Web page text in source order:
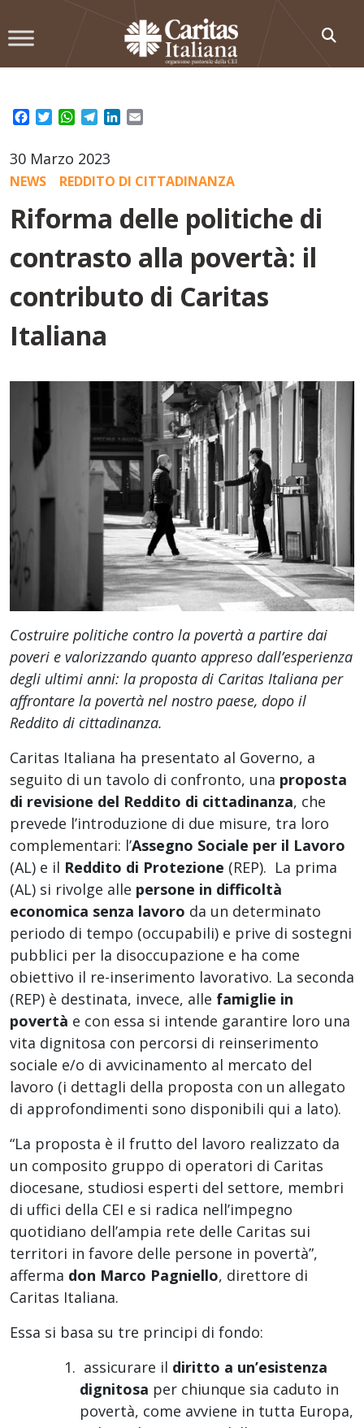
to
Facebook
TwitterWhatsApp
TelegramLinkedIn
30 Marzo 2023
NEWS REDDITO DI CITTADINANZA
Riforma delle politiche di
contrasto alla povertà: il
contributo di Caritas
Italiana
Costruire politiche contro la povertà a partire dai
poveri e valorizzando quanto appreso dall’esperienza
degli ultimi anni: la proposta di Caritas Italiana per
affrontare la povertà nel nostro paese, dopo il
Reddito di cittadinanza.
Caritas Italiana ha presentato al Governo, a
seguito di un tavolo di confronto, una proposta
di revisione del Reddito di cittadinanza, che
prevede l’introduzione di due misure, tra loro
complementari: l’Assegno Sociale per il Lavoro
(AL) e il Reddito di Protezione (REP). La prima
(AL) si rivolge alle persone in difficoltà
economica senza lavoro da un determinato
periodo di tempo (occupabili) e prive di sostegni
pubblici per la disoccupazione e ha come
obiettivo il re-inserimento lavorativo. La seconda
(REP) è destinata, invece, alle famiglie in
povertà e con essa si intende garantire loro una
vita dignitosa con percorsi di reinserimento
sociale e/o di avvicinamento al mercato del
lavoro (i dettagli della proposta con un allegato
di approfondimenti sono disponibili qui a lato).
“La proposta è il frutto del lavoro realizzato da
un composito gruppo di operatori di Caritas
diocesane, studiosi esperti del settore, membri
di uffici della CEI e si radica nell’impegno
quotidiano dell’ampia rete delle Caritas sui
territori in favore delle persone in povertà”,
afferma don Marco Pagniello, direttore di
Caritas Italiana.
Essa si basa su tre principi di fondo:
assicurare il diritto a un’esistenza
dignitosa per chiunque sia caduto in
povertà, come avviene in tutta Europa,